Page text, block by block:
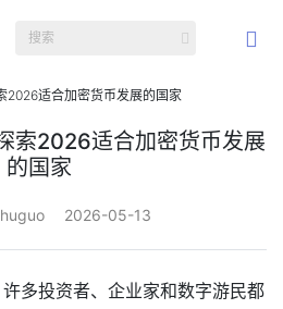
2026适合加密货币发展的国家
索2026适合加密货币发展
的国家
2026-05-13
多投资者、企业家和数字游民都